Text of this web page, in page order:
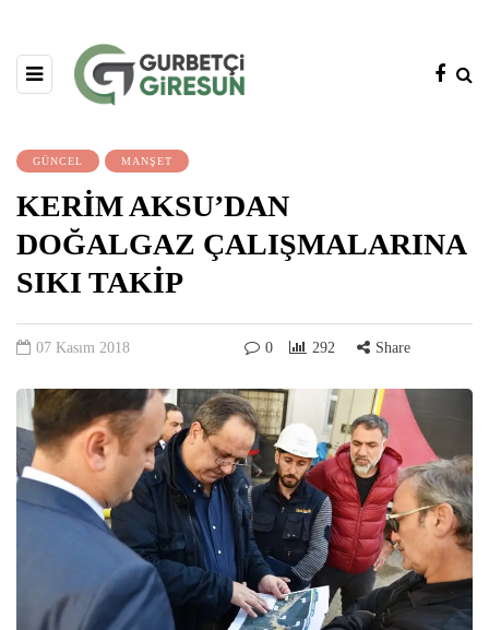
GÜNCEL MANŞET
KERİM AKSU’DAN
DOĞALGAZ ÇALIŞMALARINA
SIKI TAKİP
07 Kasım 2018 0 292 Share